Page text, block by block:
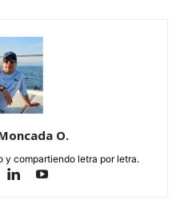
O.
y compartiendo letra por letra.